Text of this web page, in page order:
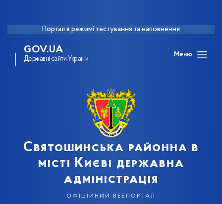
Портал в режимі тестування та наповнення
GOV.UA
Державні сайти України
Меню
Святошинська районна в
місті Києві державна
адміністрація
офіційний вебпортал